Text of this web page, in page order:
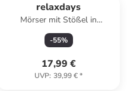
relaxdays
Mörser mit Stößel in
Dunkelgrau - (B)14,5 x (T)14,5
cm
-55%
17,99 €
UVP: 39,99 €*